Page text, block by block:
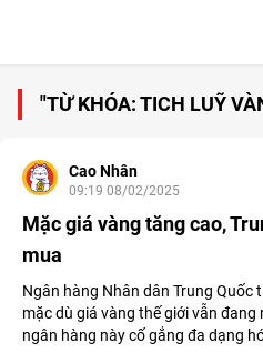
"TỪ KHÓA: TICH LUỸ
Cao Nhân
09:19 08/02/2025
Mặc giá vàng tăng cao,
mua
Ngân hàng Nhân dân Trung Quốc
mặc dù giá vàng thế giới vẫn đang
ngân hàng này cố gắng đa dạng